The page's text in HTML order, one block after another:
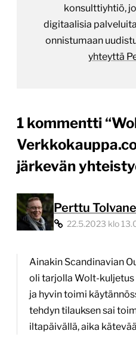
konsulttiyhtiö,
digitaalisia
onnistumaan
yhteyttä
1 kommentti “
järkevän
Perttu
22.5.2023 klo
Ainakin Scandinavian
oli tarjolla Wolt-
ja hyvin toimi
tehdyn tilauksen sai
iltapäivällä, aika